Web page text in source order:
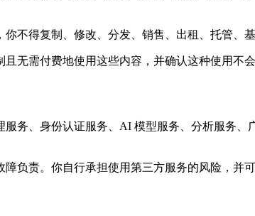
不得复制、修改、分发、销售、出租、托管、
无需付费地使用这些内容，并确认这种使用不
务、身份认证服务、AI 模型服务、分析服务
负责。你自行承担使用第三方服务的风险，并